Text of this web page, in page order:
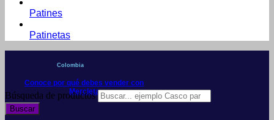
Patines
Patinetas
Colombia
Conoce por qué debes vender con
Mercleta
Búsqueda de productos
Buscar